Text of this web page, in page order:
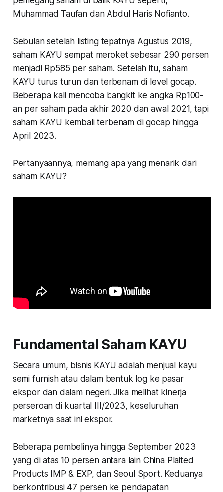
Muhammad Taufan dan Abdul Haris Nofianto.
Sebulan setelah listing tepatnya Agustus 2019,
saham KAYU sempat meroket sebesar 290 persen
menjadi Rp585 per saham. Setelah itu, saham
KAYU turus turun dan terbenam di level gocap.
Beberapa kali mencoba bangkit ke angka Rp100-
an per saham pada akhir 2020 dan awal 2021, tapi
saham KAYU kembali terbenam di gocap hingga
April 2023.
Pertanyaannya, memang apa yang menarik dari
saham KAYU?
Fundamental Saham KAYU
Secara umum, bisnis KAYU adalah menjual kayu
semi furnish atau dalam bentuk log ke pasar
ekspor dan dalam negeri. Jika melihat kinerja
perseroan di kuartal III/2023, keseluruhan
marketnya saat ini ekspor.
Beberapa pembelinya hingga September 2023
yang di atas 10 persen antara lain China Plaited
Products IMP & EXP, dan Seoul Sport. Keduanya
berkontribusi 47 persen ke pendapatan